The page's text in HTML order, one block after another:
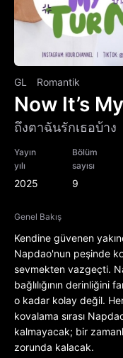
GL Romantik
Now It’s
ถึงตาฉันรักเธอบ้าง
Yayın
yılı
2025
Bölüm
sayısı
9
Genel Bakış
Kendine güvenen
Napdao'nun peşinde
sevmekten vazgeçti.
bağlılığının derinliğini
o kadar kolay değil.
kovalama sırası
kalmayacak; bir
zorunda kalacak.